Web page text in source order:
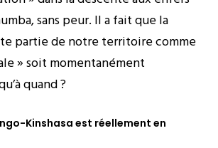
sans peur. Il a fait que la
partie de notre territoire comme
» soit momentanément
quand ?
Kinshasa est réellement en